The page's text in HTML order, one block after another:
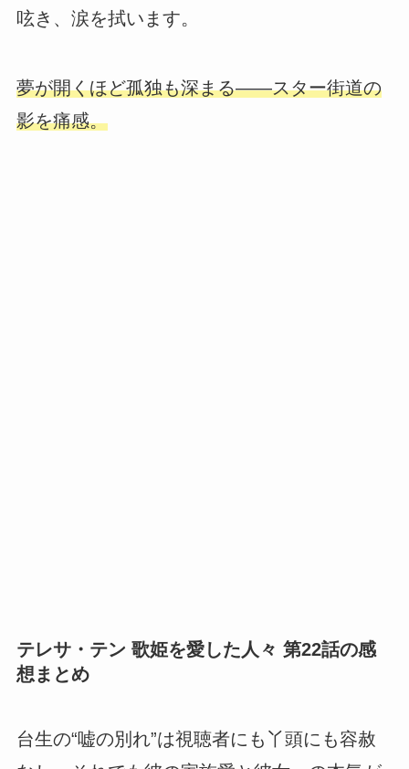
呟き、涙を拭います。
夢が開くほど孤独も深まる――スター街道の
影を痛感。
テレサ・テン 歌姫を愛した人々 第22話の感
想まとめ
台生の“嘘の別れ”は視聴者にも丫頭にも容赦